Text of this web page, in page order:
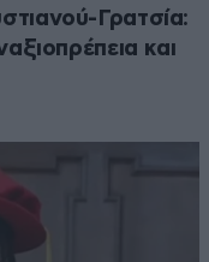
Γρατσία:
και